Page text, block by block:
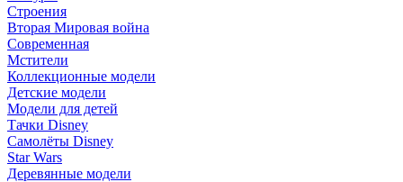
Строения
Вторая Мировая война
Современная
Мстители
Коллекционные модели
Детские модели
Модели для детей
Тачки Disney
Самолёты Disney
Star Wars
Деревянные модели